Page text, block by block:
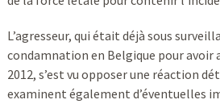
L’agresseur, qui était déjà sous
condamnation en Belgique pour avoir
2012, s’est vu opposer une réaction
examinent également d’éventuelles